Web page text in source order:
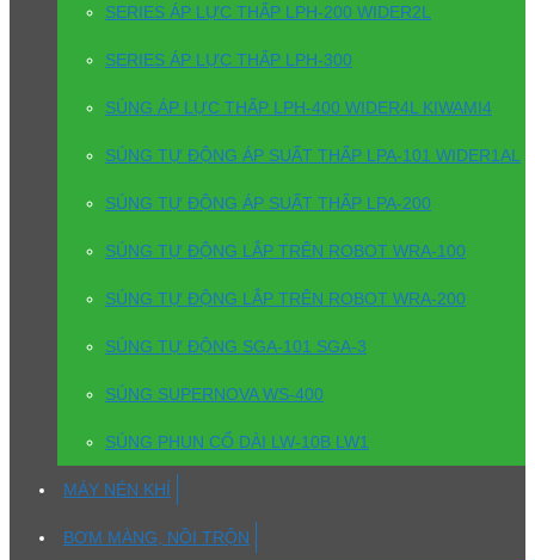
SERIES ÁP LỰC THẤP LPH-200 WIDER2L
SERIES ÁP LỰC THẤP LPH-300
SÚNG ÁP LỰC THẤP LPH-400 WIDER4L KIWAMI4
SÚNG TỰ ĐỘNG ÁP SUẤT THẤP LPA-101 WIDER1AL
SÚNG TỰ ĐỘNG ÁP SUẤT THẤP LPA-200
SÚNG TỰ ĐỘNG LẮP TRÊN ROBOT WRA-100
SÚNG TỰ ĐỘNG LẮP TRÊN ROBOT WRA-200
SÚNG TỰ ĐỘNG SGA-101 SGA-3
SÚNG SUPERNOVA WS-400
SÚNG PHUN CỔ DÀI LW-10B LW1
MÁY NÉN KHÍ
BƠM MÀNG, NỒI TRỘN